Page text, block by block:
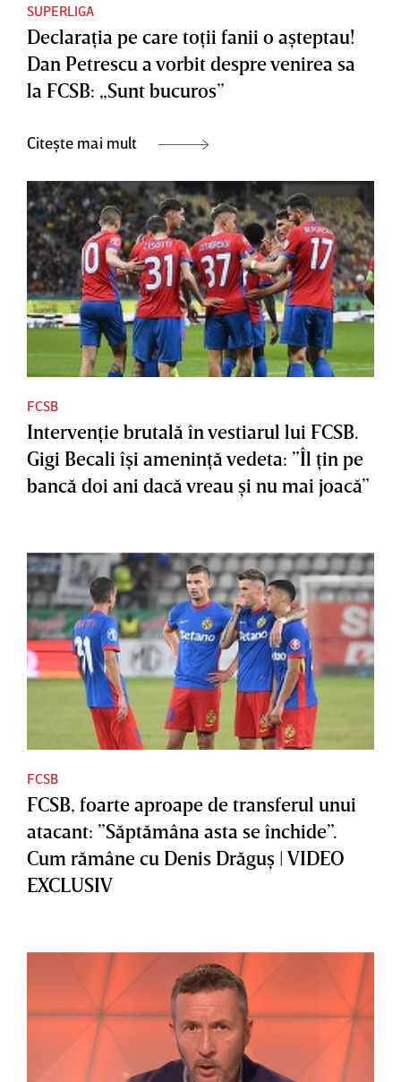
SUPERLIGA
Declaraţia pe care toţii fanii o aşteptau!
Dan Petrescu a vorbit despre venirea sa
la FCSB: „Sunt bucuros”
Citește mai mult
FCSB
Intervenţie brutală în vestiarul lui FCSB.
Gigi Becali îşi ameninţă vedeta: ”Îl ţin pe
bancă doi ani dacă vreau şi nu mai joacă”
FCSB
FCSB, foarte aproape de transferul unui
atacant: ”Săptămâna asta se închide”.
Cum rămâne cu Denis Drăguş | VIDEO
EXCLUSIV